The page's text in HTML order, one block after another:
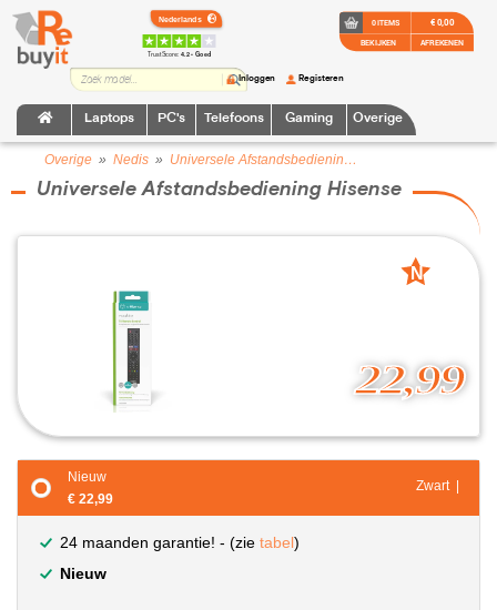
TrustScore:4.2 • Goed
Laptops PC's Telefoons Gaming Overige
Inloggen Registeren
0 ITEMS
BEKIJKEN
€ 0,00
AFREKENEN
Overige » Nedis » Universele Afstandsbediening Hisense
Universele Afstandsbediening Hisense
22,99
N
Nieuw
€ 22,99
Zwart |
24 maanden garantie! - (zie tabel)
Nieuw